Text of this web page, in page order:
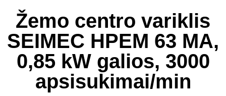
Žemo centro variklis
SEIMEC HPEM 63 MA,
0,85 kW galios, 3000
apsisukimai/min